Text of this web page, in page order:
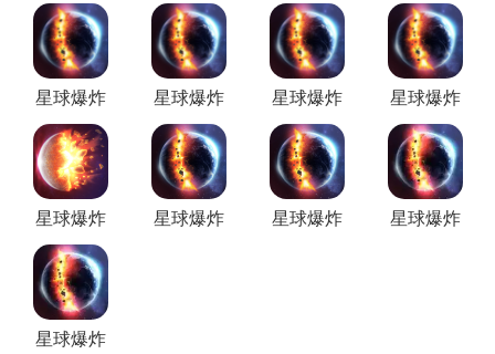
星球爆炸
模拟器
(正版)
星球爆炸
模拟器
(最新版
破解版)
星球爆炸
模拟器
(2D内置
功能菜单
版)
星球爆炸
模拟器最
新版
(Solar
Smash)
星球爆炸
模拟器
2D(Solar
Smash
2D)
星球爆炸
星球爆炸
星球爆炸
星球爆炸